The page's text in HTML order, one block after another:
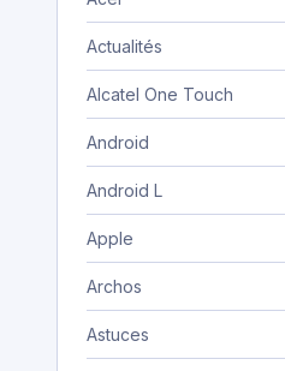
Actualités
Alcatel One Touch
Android
Android L
Apple
Archos
Astuces